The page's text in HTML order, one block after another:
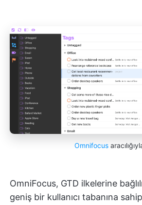
Omnifocus
OmniFocus, GTD ilkelerine
geniş bir kullanıcı tabanına